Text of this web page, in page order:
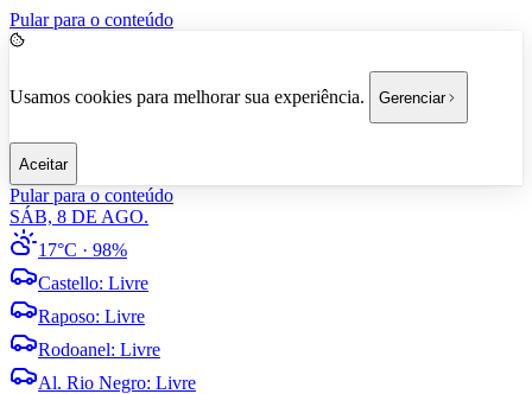
Pular para o conteúdo
Usamos cookies para melhorar sua experiência. Gerenciar
Aceitar
Pular para o conteúdo
SÁB, 8 DE AGO.
17°C · 98%
Castello: Livre
Raposo: Livre
Rodoanel: Livre
Al. Rio Negro: Livre